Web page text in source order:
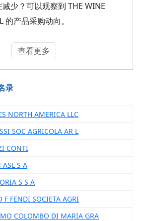
少？可以观察到 THE WINE
的产品采购动向。
查看更多
录
NORTH AMERICA LLC
SOC AGRICOLA AR L
CONTI
ASL S A
S S A
FENDI SOCIETA AGRI
COLOMBO DI MARIA GRA